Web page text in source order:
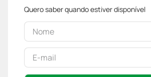
Quero saber quando estiver disponível